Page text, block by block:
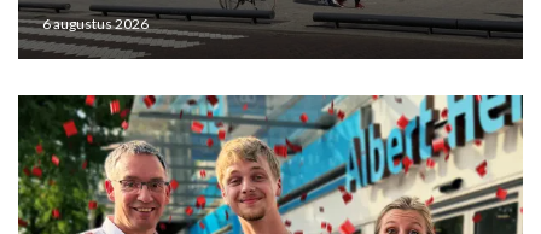
6 augustus 2026